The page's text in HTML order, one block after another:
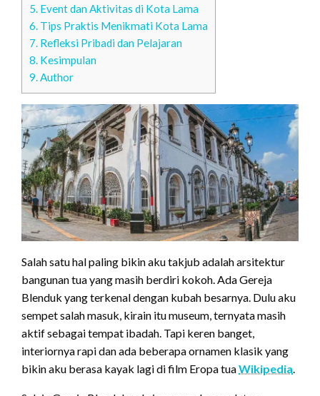
5. Event dan Aktivitas di Kota Lama
6. Tips Praktis Menikmati Kota Lama
7. Refleksi Pribadi dan Pelajaran
8. Kesimpulan
9.Author
Salah satu hal paling bikin aku takjub adalah arsitektur
bangunan tua yang masih berdiri kokoh. Ada Gereja
Blenduk yang terkenal dengan kubah besarnya. Dulu aku
sempet salah masuk, kirain itu museum, ternyata masih
aktif sebagai tempat ibadah. Tapi keren banget,
interiornya rapi dan ada beberapa ornamen klasik yang
bikin aku berasa kayak lagi di film Eropa tuaWikipedia.